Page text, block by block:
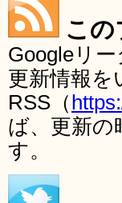
この
Googleリ
更新情報
RSS（
ば、更新の
す。